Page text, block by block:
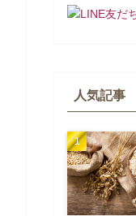
人気記事